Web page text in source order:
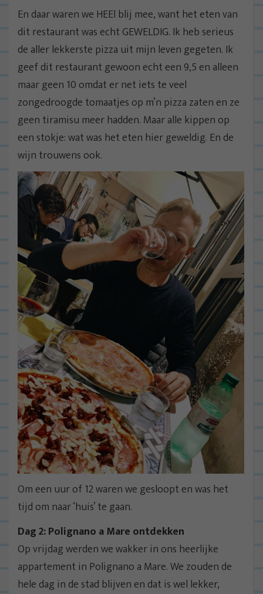
En daar waren we HEEl blij mee, want het eten van
dit restaurant was echt GEWELDIG. Ik heb serieus
de aller lekkerste pizza uit mijn leven gegeten. Ik
geef dit restaurant gewoon echt een 9,5 en alleen
maar geen 10 omdat er net iets te veel
zongedroogde tomaatjes op m’n pizza zaten en ze
geen tiramisu meer hadden. Maar alle kippen op
een stokje: wat was het eten hier geweldig. En de
wijn trouwens ook.
Om een uur of 12 waren we gesloopt en was het
tijd om naar ‘huis’ te gaan.
Dag 2: Polignano a Mare ontdekken
Op vrijdag werden we wakker in ons heerlijke
appartement in Polignano a Mare. We zouden de
hele dag in de stad blijven en dat is wel lekker,